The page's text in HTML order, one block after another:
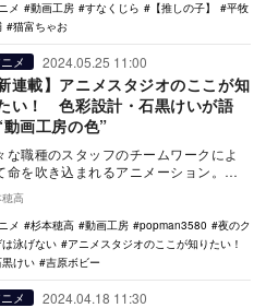
メ
動画工房 すなくじら 【推しの子】
平牧
猫富ちゃお
メ 2024.05.25 11:00
新連載】アニメスタジオのここが知
い！ 色彩設計・石黒けいが語
動画工房の色”
な職種のスタッフのチームワークによ
命を吹き込まれるアニメーション。そ
アニメーション制作を支えるのがアニ
タジオだ。…
高
メ
杉本穂高 動画工房 popman3580
夜のク
は泳げない
アニメスタジオのここが知りたい！
けい
吉原ボビー
メ 2024.04.18 11:30